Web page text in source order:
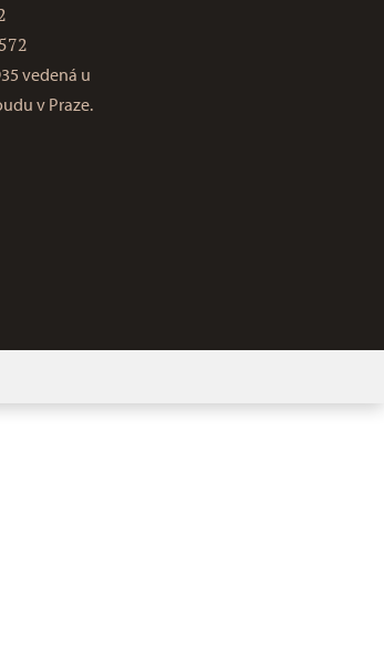
vedená u
v Praze.